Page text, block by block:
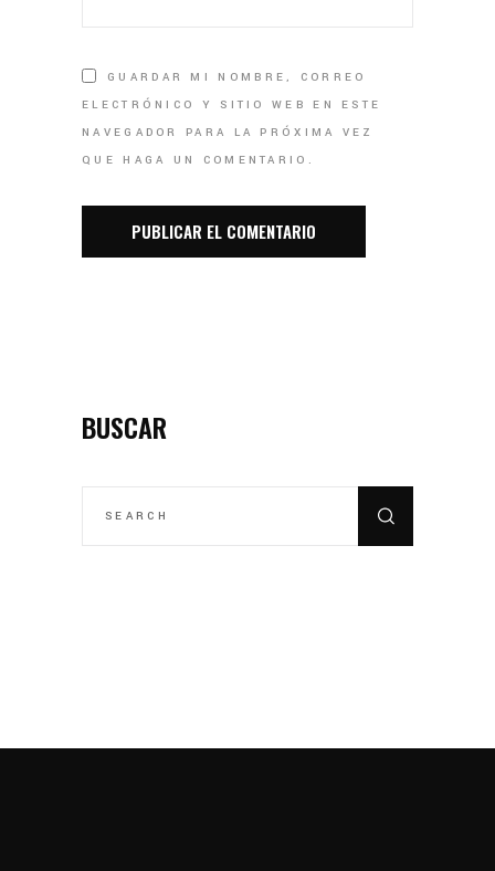
GUARDAR MI NOMBRE, CORREO
ELECTRÓNICO Y SITIO WEB EN ESTE
NAVEGADOR PARA LA PRÓXIMA VEZ
QUE HAGA UN COMENTARIO.
BUSCAR